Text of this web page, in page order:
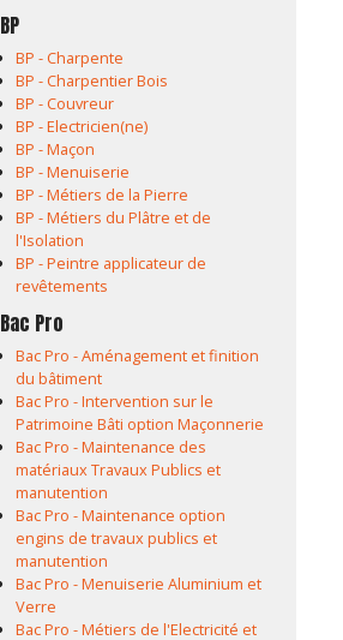
BP
BP - Charpente
BP - Charpentier Bois
BP - Couvreur
BP - Electricien(ne)
BP - Maçon
BP - Menuiserie
BP - Métiers de la Pierre
BP - Métiers du Plâtre et de
l'Isolation
BP - Peintre applicateur de
revêtements
Bac Pro
Bac Pro - Aménagement et finition
du bâtiment
Bac Pro - Intervention sur le
Patrimoine Bâti option Maçonnerie
Bac Pro - Maintenance des
matériaux Travaux Publics et
manutention
Bac Pro - Maintenance option
engins de travaux publics et
manutention
Bac Pro - Menuiserie Aluminium et
Verre
Bac Pro - Métiers de l'Electricité et